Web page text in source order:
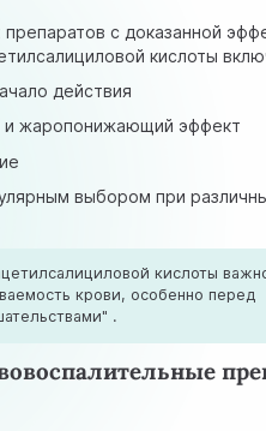
с доказанной
кислоты
действия
и жаропонижающий эффект
выбором при
кислоты
крови, особенно перед
.